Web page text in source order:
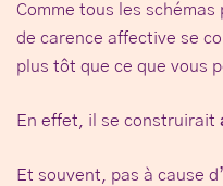
Comme tous les
de carence affective se
plus tôt que ce que vous
En effet, il se construirait
Et souvent, pas à cause